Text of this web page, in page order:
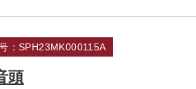
：SPH23MK000115A
頭